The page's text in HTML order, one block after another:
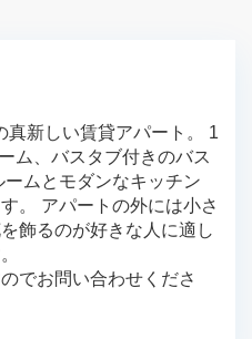
真新しい賃貸アパート。 1
ム、バスタブ付きのバス
ムとモダンなキッチン
。 アパートの外には小さ
飾るのが好きな人に適し
でお問い合わせくださ